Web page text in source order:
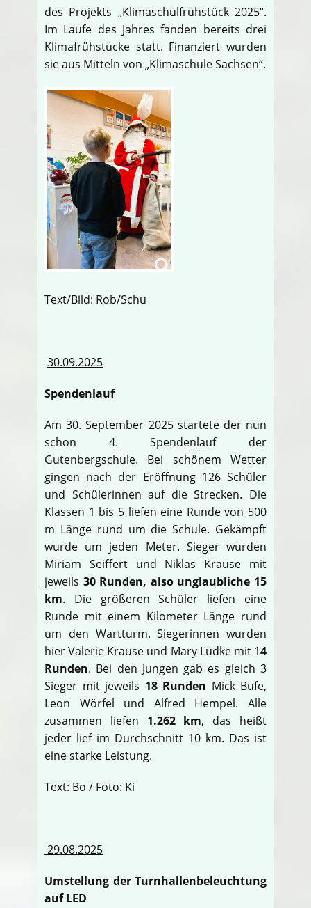
des Projekts „Klimaschulfrühstück 2025“.
Im Laufe des Jahres fanden bereits drei
Klimafrühstücke statt. Finanziert wurden
sie aus Mitteln von „Klimaschule Sachsen“.
Text/Bild: Rob/Schu
30.09.2025
Spendenlauf
Am 30. September 2025 startete der nun
schon 4. Spendenlauf der
Gutenbergschule. Bei schönem Wetter
gingen nach der Eröffnung 126 Schüler
und Schülerinnen auf die Strecken. Die
Klassen 1 bis 5 liefen eine Runde von 500
m Länge rund um die Schule. Gekämpft
wurde um jeden Meter. Sieger wurden
Miriam Seiffert und Niklas Krause mit
jeweils 30 Runden, also unglaubliche 15
km. Die größeren Schüler liefen eine
Runde mit einem Kilometer Länge rund
um den Wartturm. Siegerinnen wurden
hier Valerie Krause und Mary Lüdke mit 14
Runden. Bei den Jungen gab es gleich 3
Sieger mit jeweils 18 Runden Mick Bufe,
Leon Wörfel und Alfred Hempel. Alle
zusammen liefen 1.262 km, das heißt
jeder lief im Durchschnitt 10 km. Das ist
eine starke Leistung.
Text: Bo / Foto: Ki
29.08.2025
Umstellung der Turnhallenbeleuchtung
auf LED